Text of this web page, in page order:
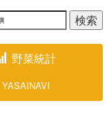
野菜統計
YASAINAVI